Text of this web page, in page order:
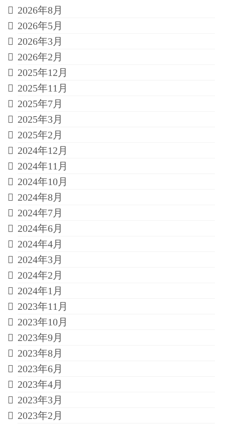
2026年8月
2026年5月
2026年3月
2026年2月
2025年12月
2025年11月
2025年7月
2025年3月
2025年2月
2024年12月
2024年11月
2024年10月
2024年8月
2024年7月
2024年6月
2024年4月
2024年3月
2024年2月
2024年1月
2023年11月
2023年10月
2023年9月
2023年8月
2023年6月
2023年4月
2023年3月
2023年2月